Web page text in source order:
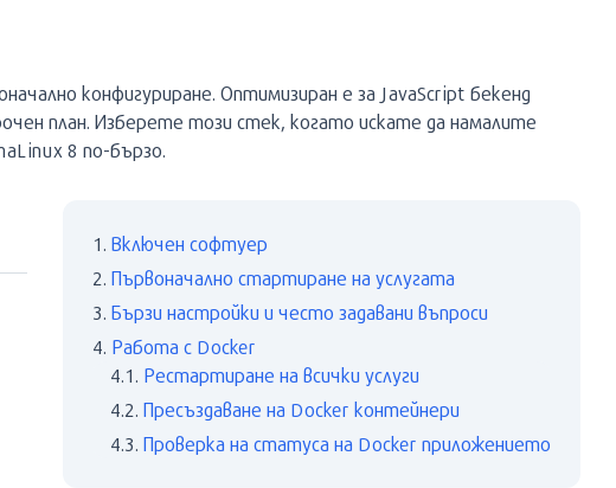
конфигуриране. Оптимизиран е за JavaScript бекенд
план. Изберете този стек, когато искате да намалите
8 по-бързо.
Включен софтуер
Първоначално стартиране на услугата
Бързи настройки и често задавани въпроси
Работа с Docker
Рестартиране на всички услуги
Пресъздаване на Docker контейнери
Проверка на статуса на Docker приложението